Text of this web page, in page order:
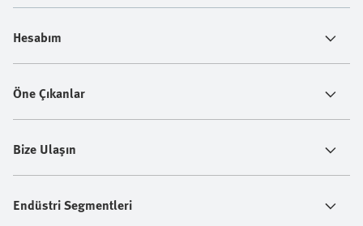
Hesabım
Öne Çıkanlar
Bize Ulaşın
Endüstri Segmentleri